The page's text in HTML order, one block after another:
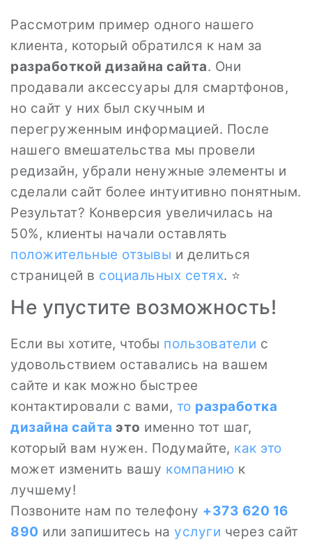
Рассмотрим пример одного нашего
клиента, который обратился к нам за
разработкой дизайна сайта. Они
продавали аксессуары для смартфонов,
но сайт у них был скучным и
перегруженным информацией. После
нашего вмешательства мы провели
редизайн, убрали ненужные элементы и
сделали сайт более интуитивно понятным.
Результат? Конверсия увеличилась на
50%, клиенты начали оставлять
положительные отзывы и делиться
страницей в социальных сетях. ⭐
Не упустите возможность!
Если вы хотите, чтобы пользователи с
удовольствием оставались на вашем
сайте и как можно быстрее
контактировали с вами, то разработка
дизайна сайта это именно тот шаг,
который вам нужен. Подумайте, как это
может изменить вашу компанию к
лучшему!
Позвоните нам по телефону +373 620 16
890 или запишитесь на услуги через сайт